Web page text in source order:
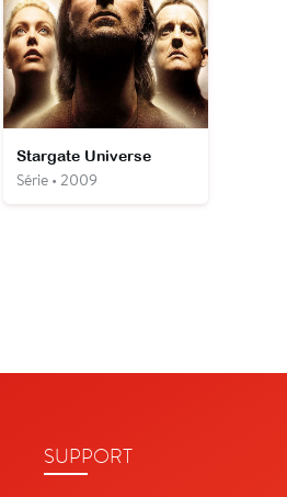
Stargate Universe
Série • 2009
SUPPORT